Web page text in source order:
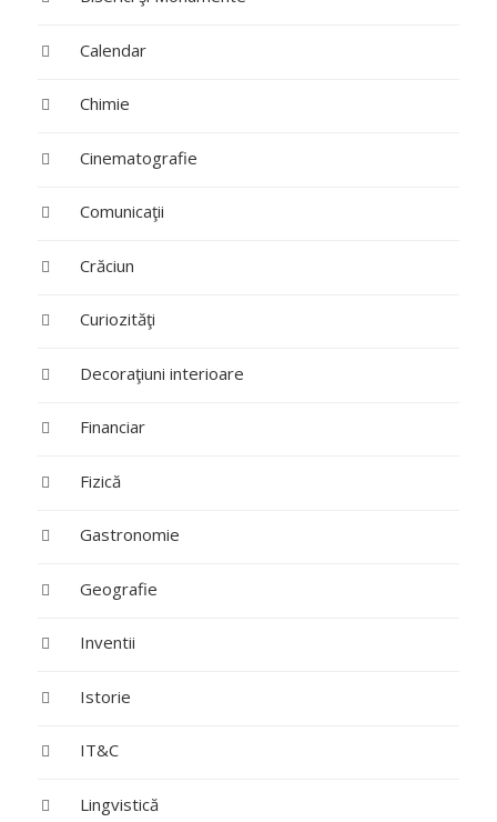
Calendar
Chimie
Cinematografie
Comunicaţii
Crăciun
Curiozităţi
Decoraţiuni interioare
Financiar
Fizică
Gastronomie
Geografie
Inventii
Istorie
IT&C
Lingvistică